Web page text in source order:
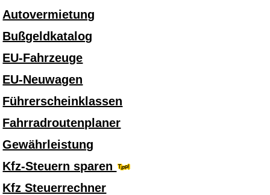
Autovermietung
Bußgeldkatalog
EU-Fahrzeuge
EU-Neuwagen
Führerscheinklassen
Fahrradroutenplaner
Gewährleistung
Kfz-Steuern sparen
Kfz Steuerrechner